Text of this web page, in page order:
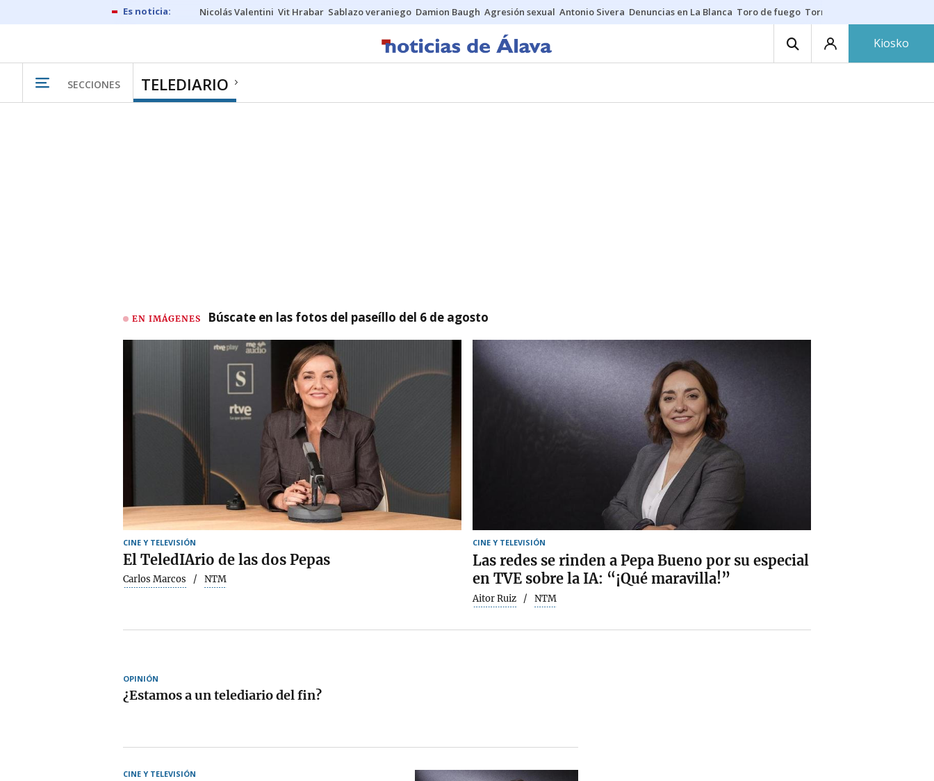
Nicolás Valentini Vit Hrabar Sablazo veraniego Damion Baugh Agresión sexual Antonio Sivera Denuncias en La Blanca Toro de fuego Tornike Shengelia
Kiosko
SECCIONES TELEDIARIO
EN IMÁGENES Búscate en las fotos del paseíllo del 6 de agosto
CINE Y TELEVISIÓN
El TeledIArio de las dos Pepas
Carlos Marcos NTM
CINE Y TELEVISIÓN
Las redes se rinden a Pepa Bueno por su especial
en TVE sobre la IA: “¡Qué maravilla!”
Aitor Ruiz NTM
OPINIÓN
¿Estamos a un telediario del fin?
CINE Y TELEVISIÓN